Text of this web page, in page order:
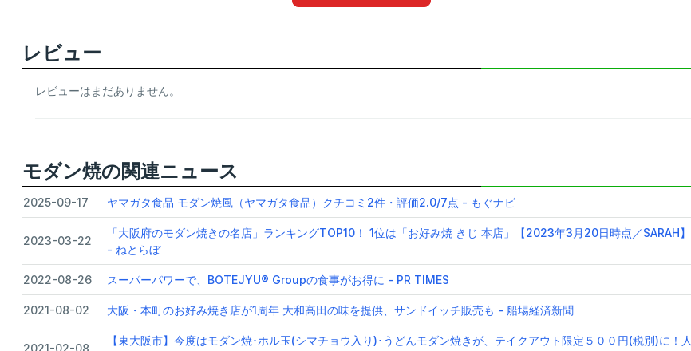
レビュー
レビューはまだありません。
モダン焼の関連ニュース
2025-09-17 ヤマガタ食品 モダン焼風（ヤマガタ食品）クチコミ2件・評価2.0/7点 - もぐナビ
2023-03-22
「大阪府のモダン焼きの名店」ランキングTOP10！ 1位は「お好み焼 きじ 本店」【2023年3月20日時点／SARAH】
- ねとらぼ
2022-08-26 スーパーパワーで、BOTEJYU®︎ Groupの食事がお得に - PR TIMES
2021-08-02 大阪・本町のお好み焼き店が1周年 大和高田の味を提供、サンドイッチ販売も - 船場経済新聞
2021-02-08
【東大阪市】今度はモダン焼･ホル玉(シマチョウ入り)･うどんモダン焼きが、テイクアウト限定５００円(税別)に！人